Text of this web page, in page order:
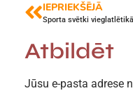
IEPRIEKŠĒJĀ
Atbildēt
Jūsu e-pasta adrese